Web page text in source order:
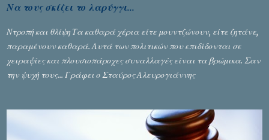
Να τους σκίζει το λαρύγγι...
Ντροπή και θλίψη Τα καθαρά χέρια είτε μουντζώνουν, είτε ζητάνε,
παραμένουν καθαρά. Αυτά των πολιτικών που επιδίδονται σε
χειραψίες και πλουσιοπάροχες συναλλαγές είναι τα βρώμικα. Σαν
την ψυχή τους... Γράφει ο Σταύρος Αλευρογιάννης